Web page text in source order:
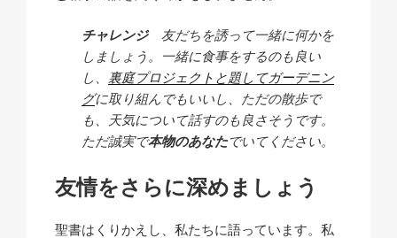
チャレンジ友だちを誘って一緒に何かを
しましょう。一緒に食事をするのも良い
し、 裏庭プロジェクトと題してガーデニン
グに取り組んでもいいし、ただの散歩で
も、天気について話すのも良さそうです。
ただ誠実で本物のあなたでいてください。
友情をさらに深めましょう
聖書はくりかえし、私たちに語っています。私